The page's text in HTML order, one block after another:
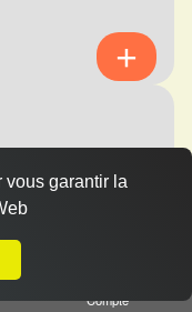
hachée,
Compte
vous garantir la